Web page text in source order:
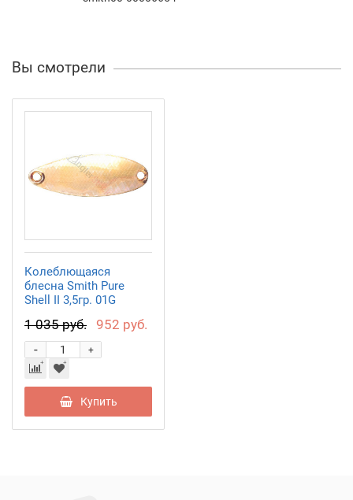
Вы смотрели
Колеблющаяся
блесна Smith Pure
Shell II 3,5гр. 01G
1 035 руб. 952 руб.
+
-
Купить